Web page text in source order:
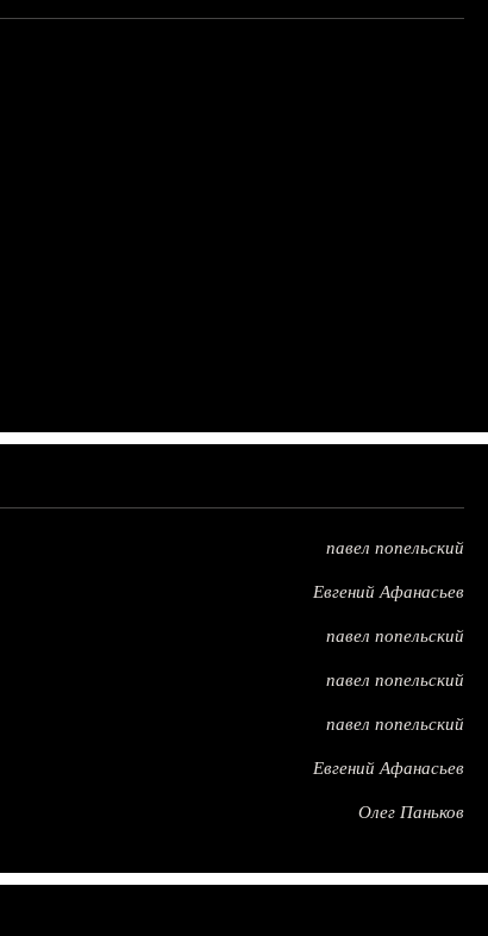
павел попельский
Евгений Афанасьев
павел попельский
павел попельский
павел попельский
Евгений Афанасьев
Олег Паньков